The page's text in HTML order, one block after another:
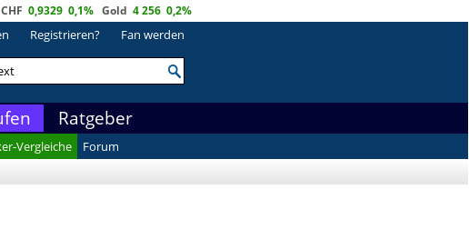
CHF 0,9329 0,1% Gold 4 256 0,2%
Registrieren? Fan werden
Ratgeber
Vergleiche
Forum